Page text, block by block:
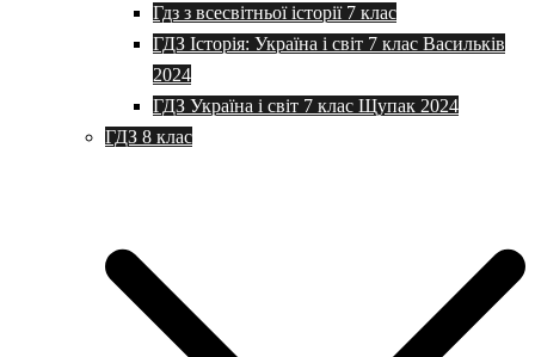
Гдз з всесвітньої історії 7 клас
ГДЗ Історія: Україна і світ 7 клас Васильків
2024
ГДЗ Україна і світ 7 клас Щупак 2024
ГДЗ 8 клас